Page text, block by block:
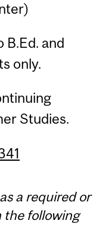
B.Ed. and
only.
Studies.
a required or
the following